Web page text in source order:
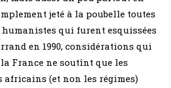
jeté à la poubelle toutes
qui furent esquissées
en 1990, considérations qui
France ne soutînt que les
africains (et non les régimes)